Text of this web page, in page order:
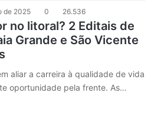
de 2025 0 26.536
no litoral? 2 Editais de
Grande e São Vicente
aliar a carreira à qualidade de vida
oportunidade pela frente. As…